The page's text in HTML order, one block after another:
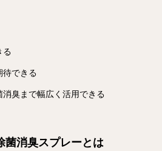
る
できる
臭まで幅広く活用できる
消臭スプレーとは